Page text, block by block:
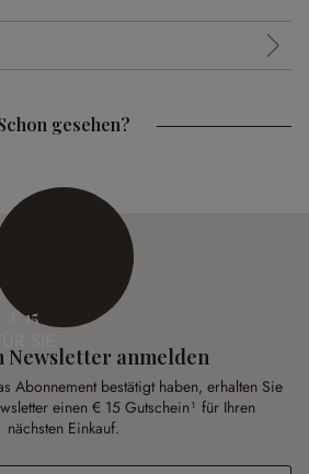
gesehen?
€ 15
Newsletter anmelden
Abonnement bestätigt haben, erhalten Sie
einen € 15 Gutschein¹ für Ihren
nächsten Einkauf.